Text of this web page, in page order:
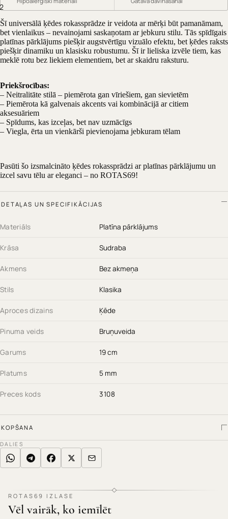
Šī universālā ķēdes rokassprādze ir veidota ar mērķi būt pamanāmam,
bet vienlaikus – nevainojami saskaņotam ar jebkuru stilu. Tās spīdīgais
platīnas pārklājums piešķir augstvērtīgu vizuālo efektu, bet ķēdes raksts
piešķir dinamiku un klasisku robustumu. Šī ir lieliska izvēle tiem, kas
meklē rotu bez liekiem elementiem, bet ar skaidru raksturu.
Priekšrocības:
– Neitralitāte stilā – piemērota gan vīriešiem, gan sievietēm
– Piemērota kā galvenais akcents vai kombinācijā ar citiem
aksesuāriem
– Spīdums, kas izceļas, bet nav uzmācīgs
– Viegla, ērta un vienkārši pievienojama jebkuram tēlam
Pasūti šo izsmalcināto ķēdes rokassprādzi ar platīnas pārklājumu un
izcel savu tēlu ar eleganci – no ROTAS69!
DETAĻAS UN SPECIFIKĀCIJAS
Materiāls Platīna pārklājums
Krāsa Sudraba
Akmens Bez akmeņa
Stils Klasika
Aproces dizains Ķēde
Pinuma veids Bruņuveida
Garums 19 cm
Platums 5 mm
Preces kods 3108
KOPŠANA
DALIES
ROTAS69 IZLASE
Vēl vairāk, ko iemīlēt